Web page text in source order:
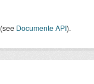
(see Documente API).